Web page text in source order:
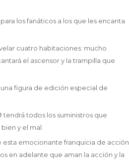
los fanáticos a los que les encanta
cuatro habitaciones: mucho
el ascensor y la trampilla que
figura de edición especial de
todos los suministros que
y el mal.
esta emocionante franquicia de acción
en adelante que aman la acción y la